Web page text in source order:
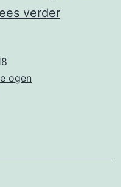
verderGeldmaat
ogen